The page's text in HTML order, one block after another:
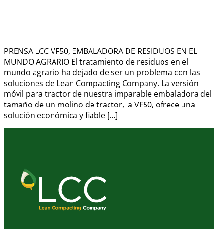
PRENSA LCC VF50, EMBALADORA DE RESIDUOS EN EL
MUNDO AGRARIO El tratamiento de residuos en el
mundo agrario ha dejado de ser un problema con las
soluciones de Lean Compacting Company. La versión
móvil para tractor de nuestra imparable embaladora del
tamaño de un molino de tractor, la VF50, ofrece una
solución económica y fiable […]